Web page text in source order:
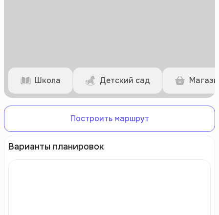
Школа Детский сад
Построить маршрут
Варианты планировок